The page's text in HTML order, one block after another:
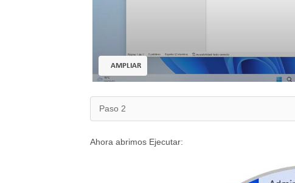
AMPLIAR
Paso 2
Ahora abrimos Ejecutar: